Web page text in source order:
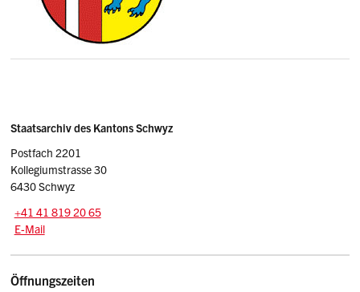
Sidebar
Adresse
Staatsarchiv des Kantons Schwyz
Postfach 2201
Kollegiumstrasse 30
6430 Schwyz
Tel.:
+41 41 819 20 65
E-Mail: staatsarchiv
E-Mail
Öffnungszeiten